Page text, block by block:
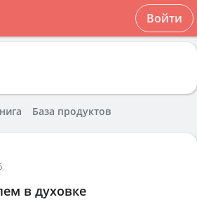
Войти
База продуктов
в духовке